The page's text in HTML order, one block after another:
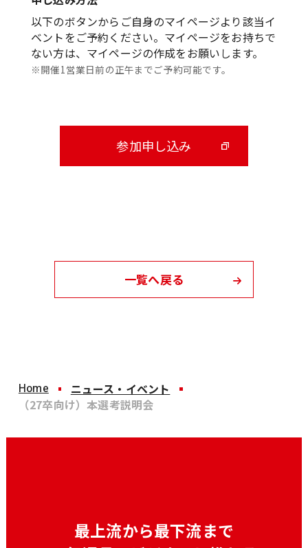
以下のボタンからご自身のマイページより該当イ
ベントをご予約ください。マイページをお持ちで
ない方は、マイページの作成をお願いします。
※開催1営業日前の正午までご予約可能です。
参加申し込み
一覧へ戻る
Home
ニュース・イベント
（27卒向け）本選考説明会
最上流から最下流まで